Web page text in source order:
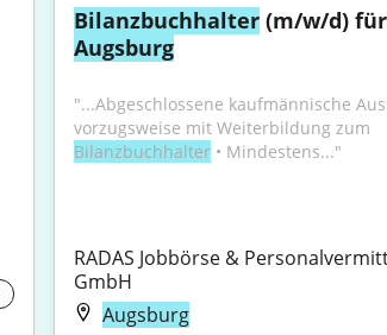
Bilanzbuchhalter
Augsburg
"...Abgeschlossene kaufmännische
Bilanzbuchhalter • Mindestens..."
RADAS Jobbörse &
GmbH
Augsburg